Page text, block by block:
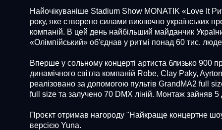
Найочікуваніше Stadium Show MONATIK «Love It
року, яке створено силами виключно українських
компаній. В цей день найбільший майданчик
«Олімпійський» об'єднав у ритмі понад 60 тис.
Вперше у сольному концерті артиста близько 900
динамічного світла компаній Robe, Clay Paky,
реалізовано за допомогою пультів GrandMA2 full
full size та залучено 70 DMX ліній. Монтаж зайняв 5
Проєкт отримав нагороду "Найкраще концертне
версією Yuna.